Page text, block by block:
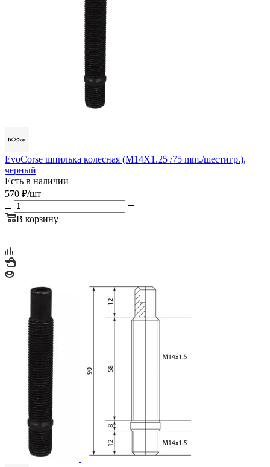
EvoCorse шпилька колесная (M14X1.25 /75 mm./шестигр.),
черный
Есть в наличии
570 ₽/шт
В корзину